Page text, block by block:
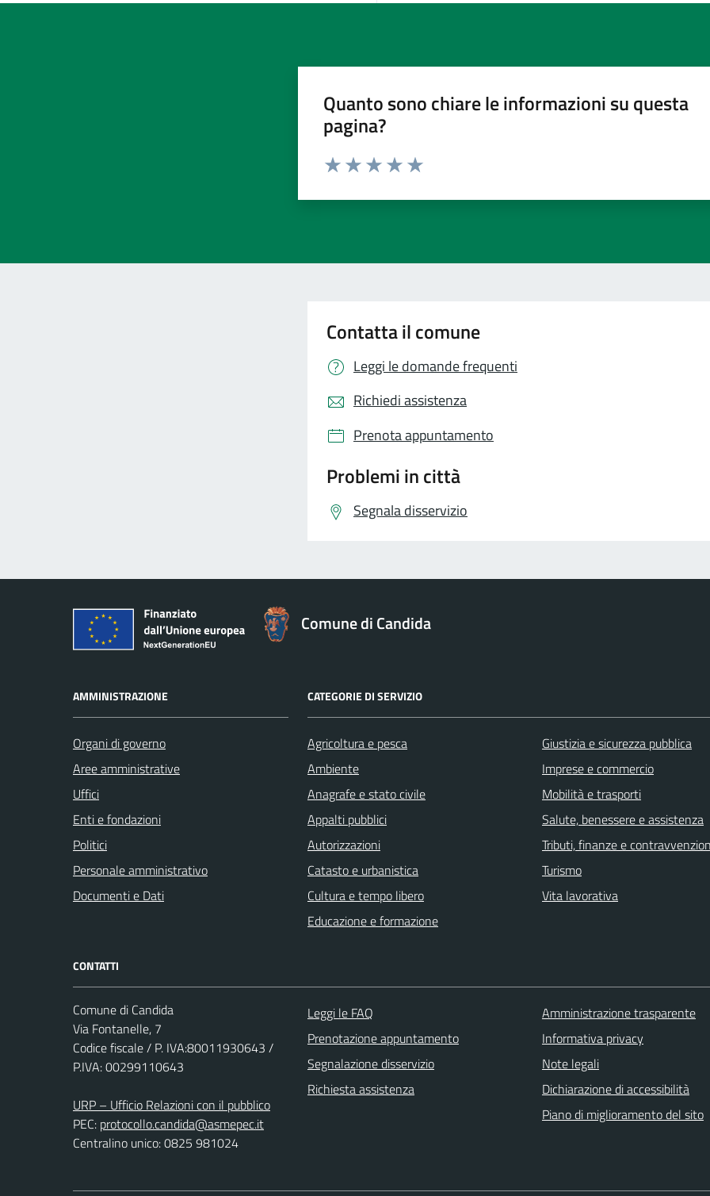
Quanto sono chiare le informazioni su questa
pagina?
Contatta il comune
Leggi le domande frequenti
Richiedi assistenza
Prenota appuntamento
Problemi in città
Segnala disservizio
Comune di Candida
AMMINISTRAZIONE
Organi di governo
Aree amministrative
Uffici
Enti e fondazioni
Politici
Personale amministrativo
Documenti e Dati
CATEGORIE DI SERVIZIO
Agricoltura e pesca
Ambiente
Anagrafe e stato civile
Appalti pubblici
Autorizzazioni
Catasto e urbanistica
Cultura e tempo libero
Educazione e formazione
Giustizia e sicurezza pubblica
Imprese e commercio
Mobilità e trasporti
Salute, benessere e assistenza
Tributi, finanze e
Turismo
Vita lavorativa
CONTATTI
Comune di Candida
Via Fontanelle, 7
Codice fiscale / P. IVA:80011930643 /
P.IVA: 00299110643
URP – Ufficio Relazioni con il pubblico
PEC: protocollo.candida@asmepec.it
Centralino unico: 0825 981024
Leggi le FAQ
Prenotazione appuntamento
Segnalazione disservizio
Richiesta assistenza
Amministrazione trasparente
Informativa privacy
Note legali
Dichiarazione di accessibilità
Piano di miglioramento del sito